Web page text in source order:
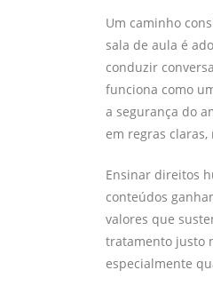
Um caminho
sala de aula é
conduzir
funciona como
a segurança do
em regras
Ensinar direitos
conteúdos
valores que
tratamento justo
especialmente